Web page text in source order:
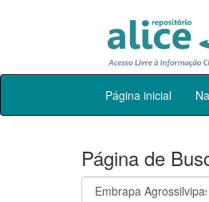
Skip
Página inicial
Página de